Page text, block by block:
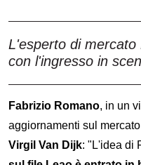
L'esperto di mercato
con l'ingresso in
Fabrizio Romano, in un
aggiornamenti sul mercato
Virgil Van Dijk: "L'idea di